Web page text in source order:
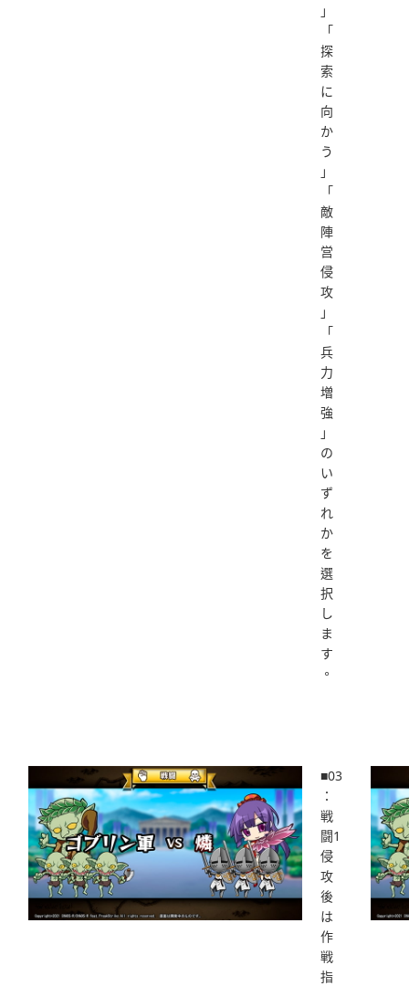
」
「
探
索
に
向
か
う
」
「
敵
陣
営
侵
攻
」
「
兵
力
増
強
」
の
い
ず
れ
か
を
選
択
し
ま
す
。
■03
：
戦
闘1
侵
攻
後
は
作
戦
指